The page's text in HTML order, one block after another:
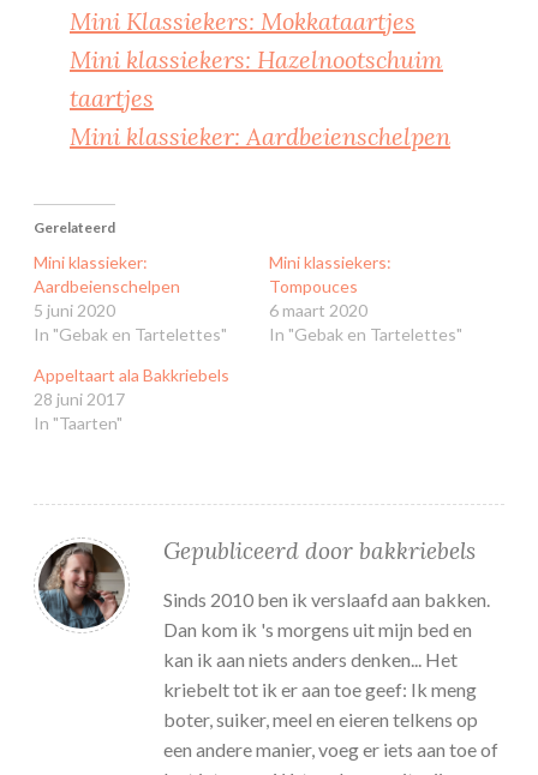
Mini Klassiekers: Mokkataartjes
Mini klassiekers: Hazelnootschuim
taartjes
Mini klassieker: Aardbeienschelpen
Gerelateerd
Mini klassieker:
Aardbeienschelpen
5 juni 2020
In "Gebak en Tartelettes"
Mini klassiekers:
Tompouces
6 maart 2020
In "Gebak en Tartelettes"
Appeltaart ala Bakkriebels
28 juni 2017
In "Taarten"
Gepubliceerd door bakkriebels
Sinds 2010 ben ik verslaafd aan bakken.
Dan kom ik 's morgens uit mijn bed en
kan ik aan niets anders denken... Het
kriebelt tot ik er aan toe geef: Ik meng
boter, suiker, meel en eieren telkens op
een andere manier, voeg er iets aan toe of